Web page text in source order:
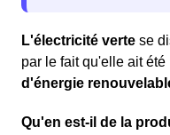
L'électricité verte se
par le fait qu'elle ait
d'énergie
Qu'en est-il de la